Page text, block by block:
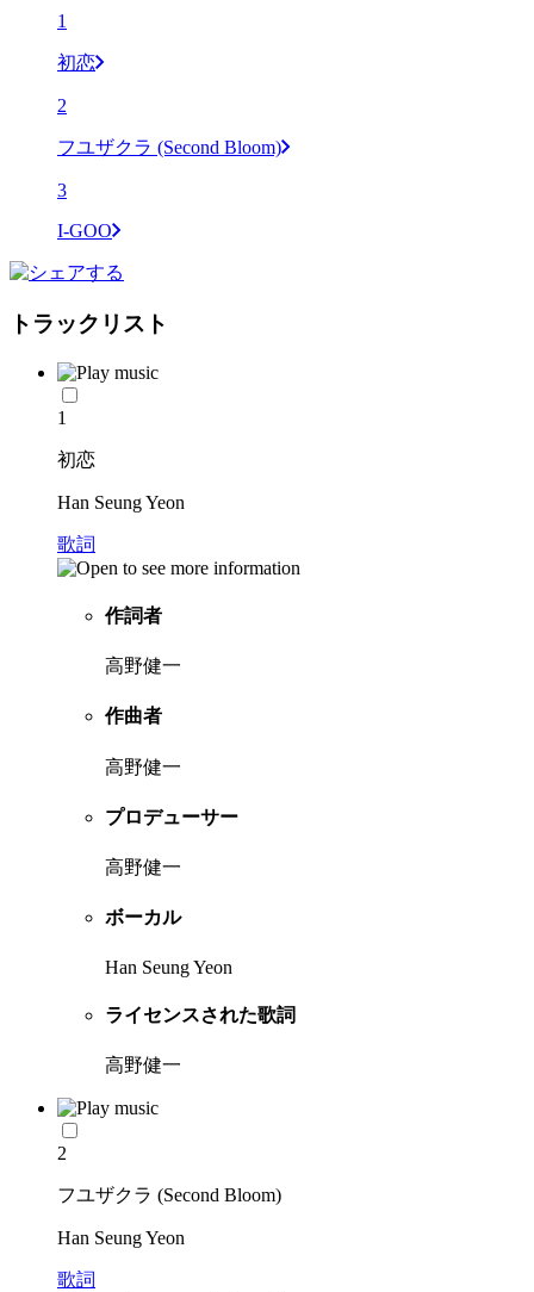
1
初恋
2
フユザクラ (Second Bloom)
3
I-GOO
トラックリスト
1
初恋
Han Seung Yeon
歌詞
作詞者
高野健一
作曲者
高野健一
プロデューサー
高野健一
ボーカル
Han Seung Yeon
ライセンスされた歌詞
高野健一
2
フユザクラ (Second Bloom)
Han Seung Yeon
歌詞